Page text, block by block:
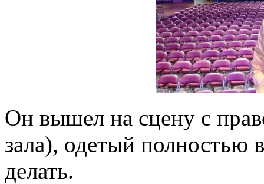
Он вышел на сцену с
зала), одетый полностью
делать.